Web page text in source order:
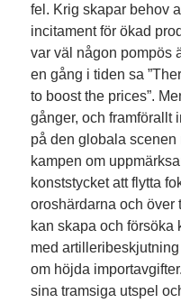
fel. Krig skapar behov
incitament för ökad
var väl någon pompös
en gång i tiden sa
to boost the prices”.
gånger, och framförallt
på den globala
kampen om
konststycket att flytta
oroshärdarna och över
kan skapa och försöka
med
om höjda
sina tramsiga utspel